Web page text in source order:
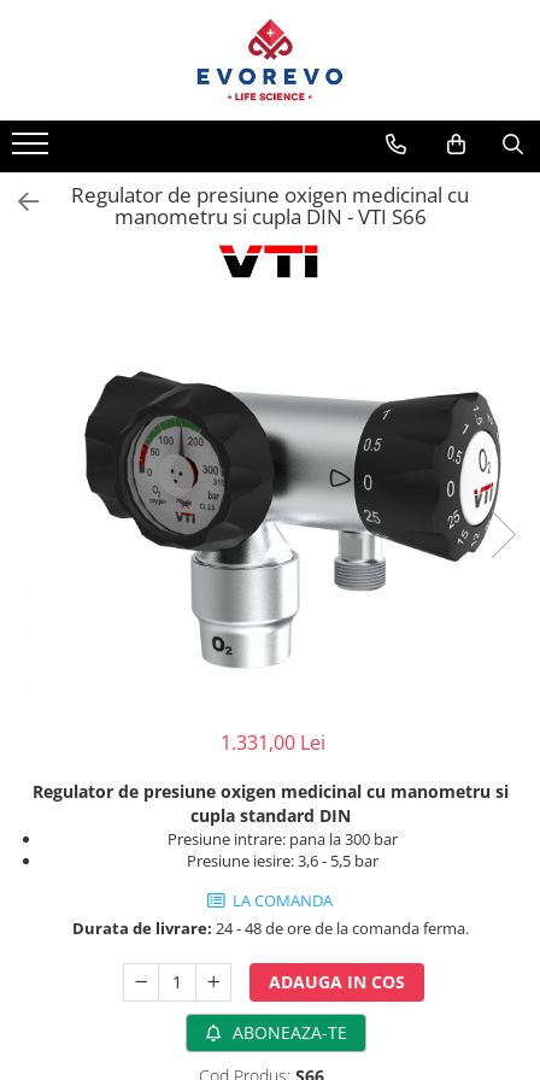
Medical
Nebulizatoare
Concentratoare oxigen
Cabluri extensie
Capnometre
Lampi operatie
Negatoscoape
Holter EKG
Prize gaze medicinale
Regulatoare presiune gaze
medicinale
Carucioare butelii gaze
Componente statii gaze
Panouri control si alarmare
Regulator de presiune oxigen medicinal cu
manometru si cupla DIN - VTI S66
1.331,00 Lei
Regulator de presiune oxigen medicinal cu manometru si
cupla standard DIN
Presiune intrare: pana la 300 bar
Presiune iesire: 3,6 - 5,5 bar
LA COMANDA
Durata de livrare: 24 - 48 de ore de la comanda ferma.
ADAUGA IN COS
ABONEAZA-TE